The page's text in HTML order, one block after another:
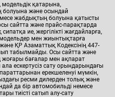
қатарына,
және осындай
жабдықтың болуына қатысты
сайтта және прайс-парақтарда
ие, жергілікті жағдайларға,
мен жиынтықтарға
ҚР Азаматтық Кодексінің 447-
табылмайды. Осы сайтта және
жоғары бағалар мен ақпарат
ескертусіз сату орындарындағы
ерекшеленуі мүмкін,
ресми дилерден толық және
да бір автомобильді немесе
тиісті сатып алу-сату